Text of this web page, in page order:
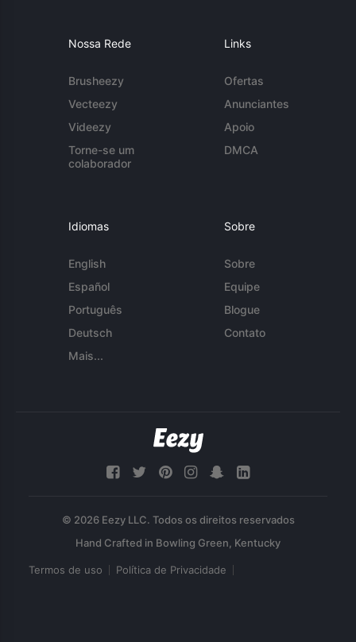
Nossa Rede
Brusheezy
Vecteezy
Videezy
Torne-se um
colaborador
Links
Ofertas
Anunciantes
Apoio
DMCA
Idiomas
English
Español
Português
Deutsch
Mais...
Sobre
Sobre
Equipe
Blogue
Contato
© 2026 Eezy LLC. Todos os direitos reservados
Termos de uso Política de Privacidade